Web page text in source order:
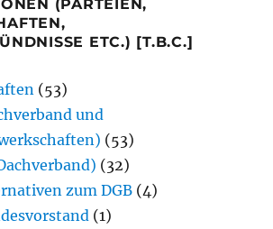
(PARTEIEN,
ETC.) [T.B.C.]
(53)
und
(53)
(32)
zum DGB (4)
(1)